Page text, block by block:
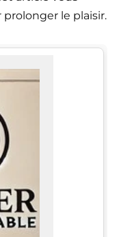
le plaisir.